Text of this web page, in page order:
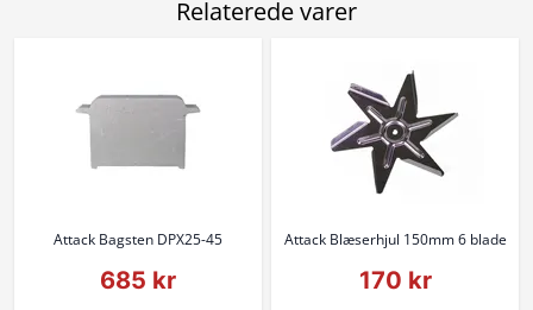
Relaterede varer
Attack Bagsten DPX25-45
685 kr
Attack Blæserhjul 150mm 6 blade
170 kr